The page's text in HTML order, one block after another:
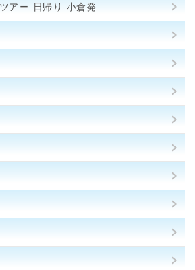
アー 日帰り 小倉発